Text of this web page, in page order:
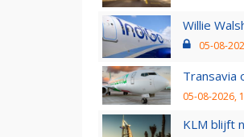
Willie
05-08-
Transavia
05-08-2026,
KLM blijft